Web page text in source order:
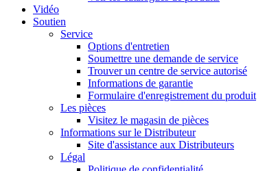
Vidéo
Soutien
Service
Options d'entretien
Soumettre une demande de service
Trouver un centre de service autorisé
Informations de garantie
Formulaire d'enregistrement du produit
Les pièces
Visitez le magasin de pièces
Informations sur le Distributeur
Site d'assistance aux Distributeurs
Légal